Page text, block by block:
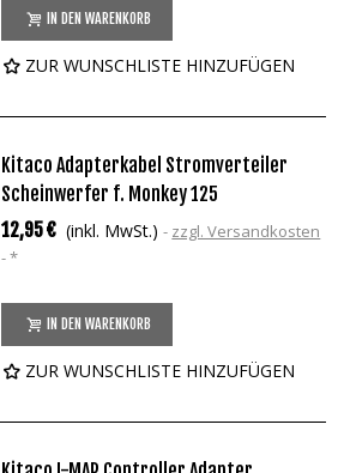
IN DEN WARENKORB
ZUR WUNSCHLISTE HINZUFÜGEN
Kitaco Adapterkabel Stromverteiler
Scheinwerfer f. Monkey 125
12,95 € (inkl. MwSt.)
zzgl. Versandkosten
*
IN DEN WARENKORB
ZUR WUNSCHLISTE HINZUFÜGEN